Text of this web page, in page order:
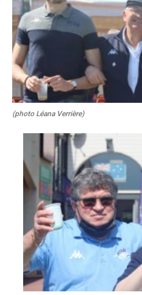
(photo Léana Verrière)